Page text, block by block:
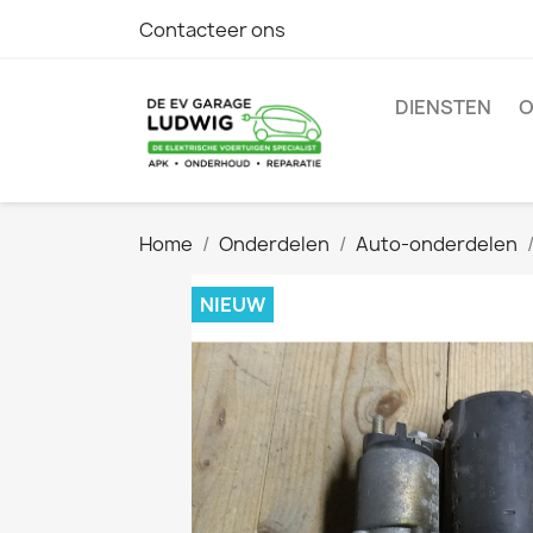
Contacteer ons
DIENSTEN
Home Onderdelen Auto-onderdelen
NIEUW